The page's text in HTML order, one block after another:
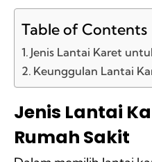
Table of Contents
Jenis Lantai Karet
Keunggulan Lantai
Jenis Lantai
Rumah Sakit